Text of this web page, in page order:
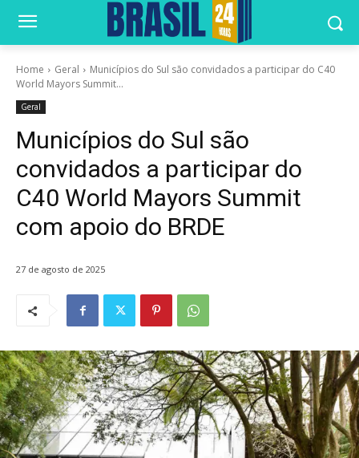
Home Geral
Municípios do Sul são convidados a participar do C40
World Mayors Summit...
Geral
Municípios do Sul são
convidados a participar do
C40 World Mayors Summit
com apoio do BRDE
27 de agosto de 2025